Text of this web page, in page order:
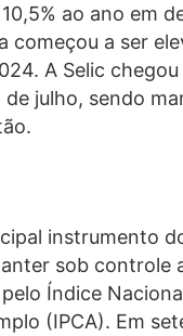
ao ano em
começou a ser
A Selic chegou
de julho, sendo
instrumento
sob controle
Índice
(IPCA). Em